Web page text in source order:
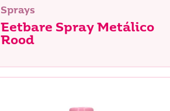
Sprays
Eetbare Spray Metálico
Rood